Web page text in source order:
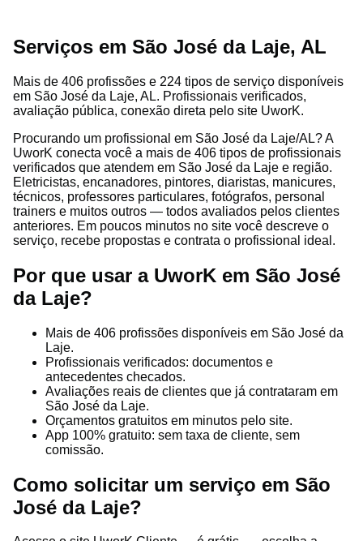
Serviços em São José da Laje, AL
Mais de 406 profissões e 224 tipos de serviço disponíveis
em São José da Laje, AL. Profissionais verificados,
avaliação pública, conexão direta pelo site UworK.
Procurando um profissional em São José da Laje/AL? A
UworK conecta você a mais de 406 tipos de profissionais
verificados que atendem em São José da Laje e região.
Eletricistas, encanadores, pintores, diaristas, manicures,
técnicos, professores particulares, fotógrafos, personal
trainers e muitos outros — todos avaliados pelos clientes
anteriores. Em poucos minutos no site você descreve o
serviço, recebe propostas e contrata o profissional ideal.
Por que usar a UworK em São José
da Laje?
Mais de 406 profissões disponíveis em São José da
Laje.
Profissionais verificados: documentos e
antecedentes checados.
Avaliações reais de clientes que já contrataram em
São José da Laje.
Orçamentos gratuitos em minutos pelo site.
App 100% gratuito: sem taxa de cliente, sem
comissão.
Como solicitar um serviço em São
José da Laje?